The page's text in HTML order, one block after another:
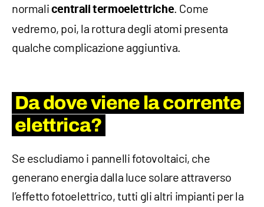
normali centrali termoelettriche. Come
vedremo, poi, la rottura degli atomi presenta
qualche complicazione aggiuntiva.
Da dove viene la corrente
elettrica?
Se escludiamo i pannelli fotovoltaici, che
generano energia dalla luce solare attraverso
l’effetto fotoelettrico, tutti gli altri impianti per la